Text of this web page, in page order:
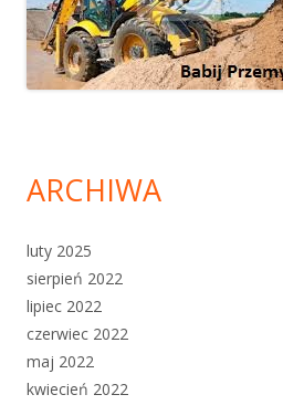
ARCHIWA
luty 2025
sierpień 2022
lipiec 2022
czerwiec 2022
maj 2022
kwiecień 2022